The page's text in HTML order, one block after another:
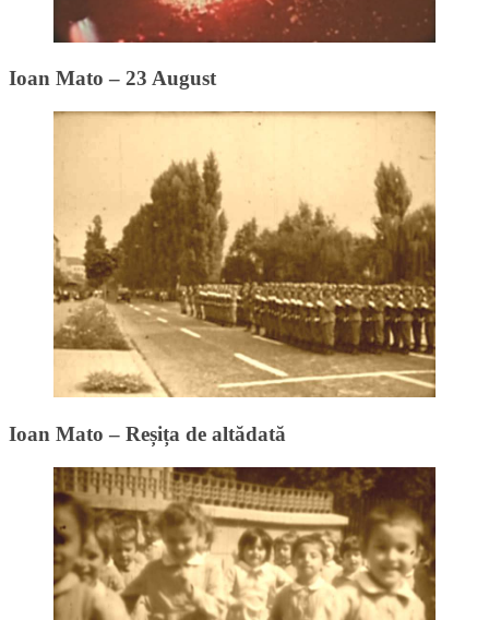
Ioan Mato – 23 August
Ioan Mato – Reșița de altădată